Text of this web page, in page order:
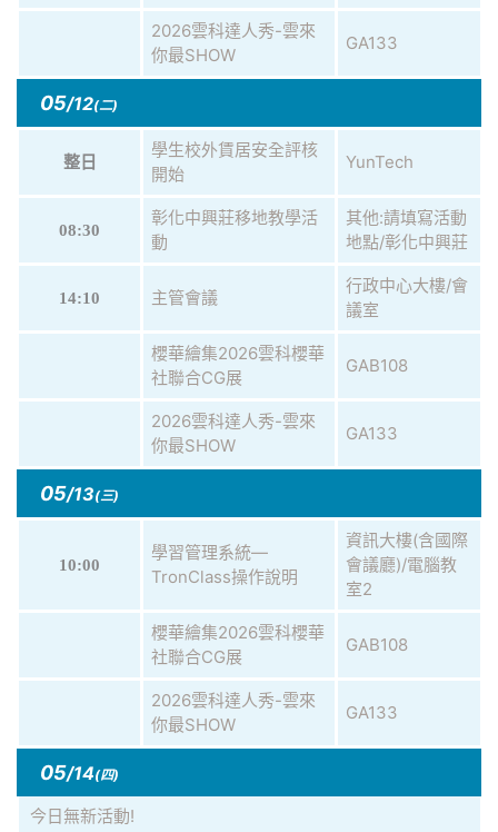
2026雲科達人秀-雲來
你最SHOW
GA133
05/12(二)
整日
學生校外賃居安全評核
開始
YunTech
08:30
彰化中興莊移地教學活
動
其他:請填寫活動
地點/彰化中興莊
14:10 主管會議
行政中心大樓/會
議室
櫻華繪集2026雲科櫻華
社聯合CG展
GAB108
2026雲科達人秀-雲來
你最SHOW
GA133
05/13(三)
10:00
學習管理系統—
TronClass操作說明
資訊大樓(含國際
會議廳)/電腦教
室2
櫻華繪集2026雲科櫻華
社聯合CG展
GAB108
2026雲科達人秀-雲來
你最SHOW
GA133
05/14(四)
今日無新活動!